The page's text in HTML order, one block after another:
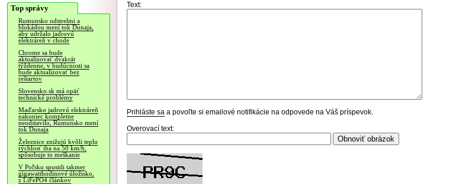
Top správy
Rumunsko odstrelmi a
blokádou mení tok Dunaja,
aby udržalo jadrovú
elektráreň v chode
Chrome sa bude
aktualizovať dvakrát
týždenne, v budúcnosti sa
bude aktualizovať bez
reštartov
Slovensko.sk má opäť
technické problémy
Maďarsko jadrovú elektráreň
nakoniec kompletne
neodstavilo, Rumunsko mení
tok Dunaja
Železnice znižujú kvôli teplu
rýchlosť iba na 50 km/h,
spôsobuje to meškanie
V Poľsku spustili takmer
gigawatthodinové úložisko,
z LiFePO4 článkov
Text:
Prihláste sa a povoľte si emailové notifikácie na odpovede na Váš príspevok.
Overovací text: